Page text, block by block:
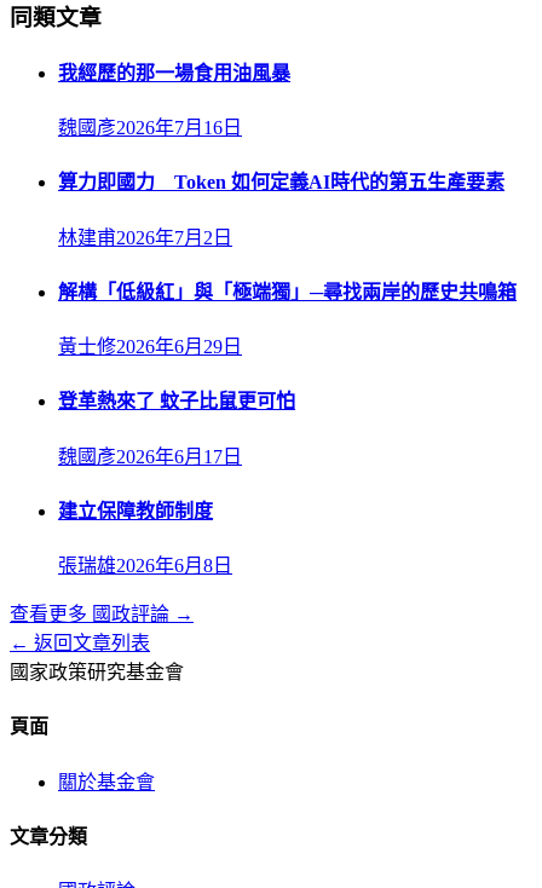
同類文章
我經歷的那一場食用油風暴
魏國彥2026年7月16日
算力即國力 Token 如何定義AI時代的第五生產要素
林建甫2026年7月2日
解構「低級紅」與「極端獨」─尋找兩岸的歷史共鳴箱
黃士修2026年6月29日
登革熱來了 蚊子比鼠更可怕
魏國彥2026年6月17日
建立保障教師制度
張瑞雄2026年6月8日
查看更多 國政評論 →
← 返回文章列表
國家政策研究基金會
頁面
關於基金會
文章分類